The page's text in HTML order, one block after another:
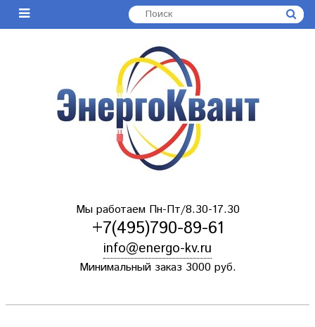
Мы работаем Пн-Пт/8.30-17.30
+7(495)790-89-61
info@energo-kv.ru
Минимальный заказ 3000 руб.